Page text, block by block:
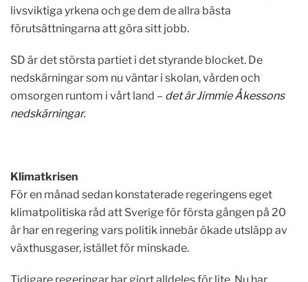
livsviktiga yrkena och ge dem de allra bästa
förutsättningarna att göra sitt jobb.
SD är det största partiet i det styrande blocket. De
nedskärningar som nu väntar i skolan, vården och
omsorgen runtom i vårt land – det är Jimmie Åkessons
nedskärningar.
Klimatkrisen
För en månad sedan konstaterade regeringens eget
klimatpolitiska råd att Sverige för första gången på 20
år har en regering vars politik innebär ökade utsläpp av
växthusgaser, istället för minskade.
Tidigare regeringar har gjort alldeles för lite. Nu har